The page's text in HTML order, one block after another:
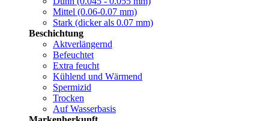
Mittel (0.06-0.07 mm)
Stark (dicker als 0.07 mm)
Beschichtung
Aktverlängernd
Befeuchtet
Extra feucht
Kühlend und Wärmend
Spermizid
Trocken
Auf Wasserbasis